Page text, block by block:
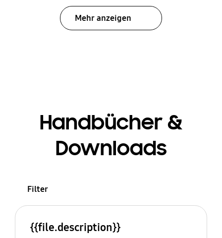
Mehr anzeigen
Handbücher &
Downloads
Filter
{{file.description}}